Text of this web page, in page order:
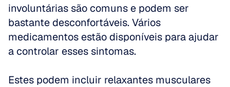
involuntárias são comuns e podem ser
bastante desconfortáveis. Vários
medicamentos estão disponíveis para ajudar
a controlar esses sintomas.
Estes podem incluir relaxantes musculares